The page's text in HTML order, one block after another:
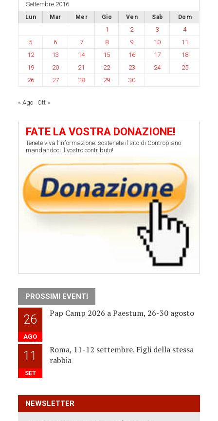
Settembre 2016
Lun Mar Mer Gio Ven Sab Dom
1 2 3
4
5
6 7 8 9 10
11
12
13 14 15 16 17
18
19
20 21 22 23 24
25
26
27 28 29 30
« Ago Ott »
FATE LA VOSTRA DONAZIONE!
Tenete viva l’informazione: sostenete il sito di Contropiano
mandandoci il vostro contributo!
PROSSIMI EVENTI
26
AGO
Pap Camp 2026 a Paestum, 26-30 agosto
11
SET
Roma, 11-12 settembre. Figli della stessa
rabbia
NEWSLETTER